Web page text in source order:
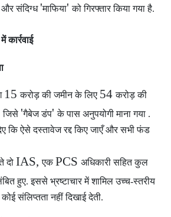
और संदिग्ध 'माफिया'को गिरफ्तार किया गया है.
कार्रवाई
15करोड़ की जमीन के लिए 54करोड़ की
जिसे 'गैबेज डंप'के पास अनुपयोगी माना गया .
कि ऐसे दस्तावेज रद्द किए जाएँ और सभी फंड
दो IAS,एकPCS अधिकारी सहित कुल
हुए. इससे भ्रष्टाचार में शामिल उच्च-स्तरीय
संलिप्तता नहीं दिखाई देती.